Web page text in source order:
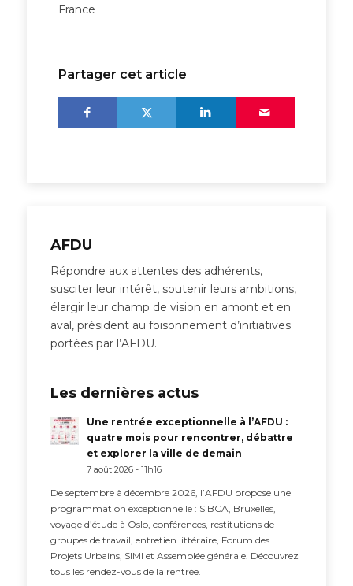
France
Partager cet article
AFDU
Répondre aux attentes des adhérents,
susciter leur intérêt, soutenir leurs ambitions,
élargir leur champ de vision en amont et en
aval, président au foisonnement d’initiatives
portées par l’AFDU.
Les dernières actus
Une rentrée exceptionnelle à l’AFDU :
quatre mois pour rencontrer, débattre
et explorer la ville de demain
7 août 2026 - 11h16
De septembre à décembre 2026, l’AFDU propose une
programmation exceptionnelle : SIBCA, Bruxelles,
voyage d’étude à Oslo, conférences, restitutions de
groupes de travail, entretien littéraire, Forum des
Projets Urbains, SIMI et Assemblée générale. Découvrez
tous les rendez-vous de la rentrée.